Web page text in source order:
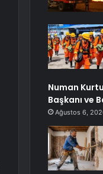
Numan
Başkanı ve
Ağustos 6,